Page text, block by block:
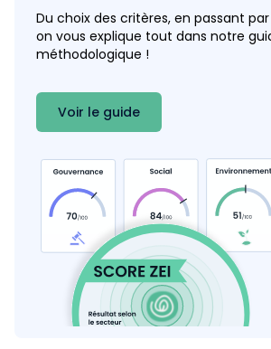
Utilisation d'équipements
100
Contribution carbone des
Détails
Du choix des critères, en passant
on vous explique tout dans notre
méthodologique !
Voir le guide